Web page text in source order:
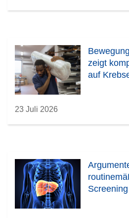
zeigt
auf
23 Juli 2026
Screening